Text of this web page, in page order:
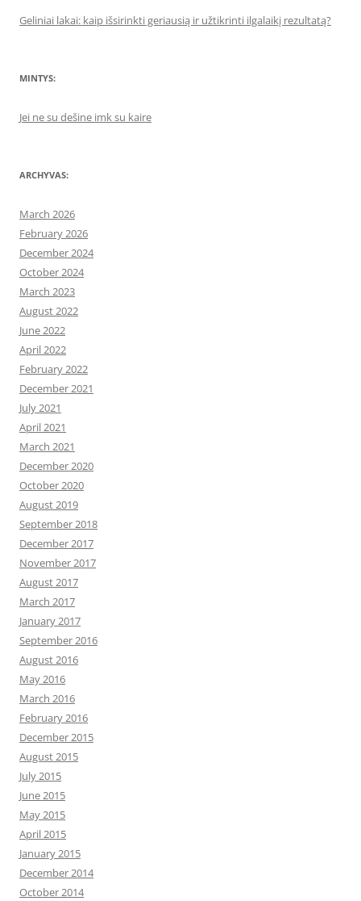
Geliniai lakai: kaip išsirinkti geriausią ir užtikrinti ilgalaikį rezultatą?
MINTYS:
Jei ne su dešine imk su kaire
ARCHYVAS:
March 2026
February 2026
December 2024
October 2024
March 2023
August 2022
June 2022
April 2022
February 2022
December 2021
July 2021
April 2021
March 2021
December 2020
October 2020
August 2019
September 2018
December 2017
November 2017
August 2017
March 2017
January 2017
September 2016
August 2016
May 2016
March 2016
February 2016
December 2015
August 2015
July 2015
June 2015
May 2015
April 2015
January 2015
December 2014
October 2014